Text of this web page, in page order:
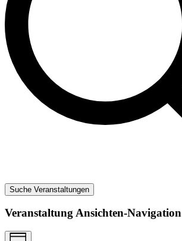
Suche Veranstaltungen
Veranstaltung Ansichten-Navigation